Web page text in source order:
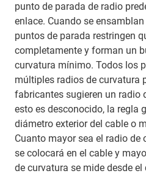
punto de parada de radio
enlace. Cuando se
puntos de parada restringen
completamente y forman un
curvatura mínimo. Todos los
múltiples radios de curvatura
fabricantes sugieren un radio
esto es desconocido, la regla
diámetro exterior del cable o
Cuanto mayor sea el radio de
se colocará en el cable y
de curvatura se mide desde